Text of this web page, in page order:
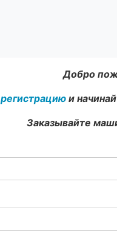
Добро
регистрацию и
Заказывайте